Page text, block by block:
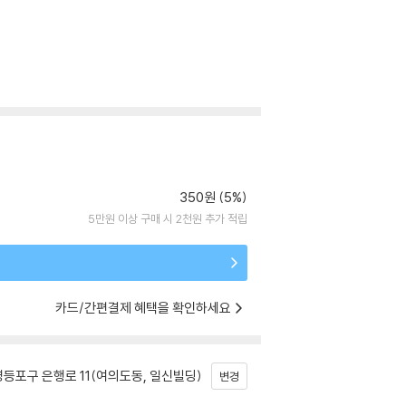
350원 (5%)
5만원 이상 구매 시 2천원 추가 적립
카드/간편결제 혜택을 확인하세요
포구 은행로 11(여의도동, 일신빌딩) 변경